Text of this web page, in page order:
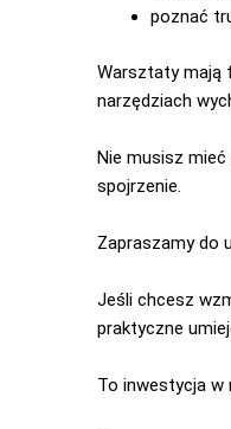
poznać
Warsztaty mają
narzędziach
Nie musisz
spojrzenie.
Zapraszamy do
Jeśli chcesz
praktyczne
To inwestycja w